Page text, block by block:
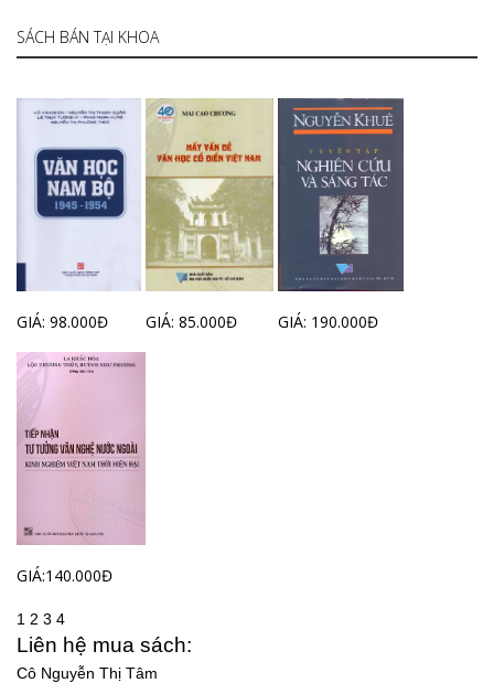
SÁCH BÁN TẠI KHOA
GIÁ: 98.000Đ GIÁ: 85.000Đ GIÁ: 190.000Đ
GIÁ:140.000Đ
1 2 3 4
Liên hệ mua sách:
Cô Nguyễn Thị Tâm